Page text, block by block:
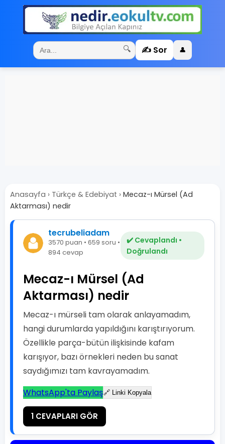
🔍 ✍️ Sor 👤
Anasayfa › Türkçe & Edebiyat › Mecaz-ı Mürsel (Ad
Aktarması) nedir
tecrubeliadam
3570 puan • 659 soru •
894 cevap
✔️ Cevaplandı •
Doğrulandı
Mecaz-ı Mürsel (Ad
Aktarması) nedir
Mecaz-ı mürseli tam olarak anlayamadım,
hangi durumlarda yapıldığını karıştırıyorum.
Özellikle parça-bütün ilişkisinde kafam
karışıyor, bazı örnekleri neden bu sanat
saydığımızı tam kavrayamadım.
WhatsApp'ta Paylaş🔗 Linki Kopyala
1 CEVAPLARI GÖR